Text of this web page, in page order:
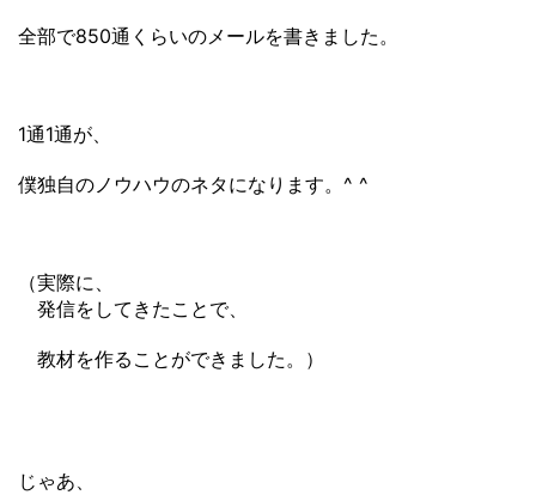
全部で850通くらいのメールを書きました。
1通1通が、
僕独自のノウハウのネタになります。^ ^
（実際に、
発信をしてきたことで、
教材を作ることができました。）
じゃあ、